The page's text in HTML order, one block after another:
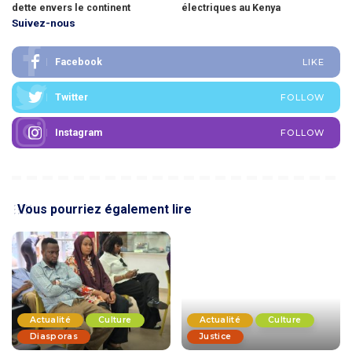
dette envers le continent
électriques au Kenya
Suivez-nous
Facebook LIKE
Twitter FOLLOW
Instagram FOLLOW
Vous pourriez également lire
Actualité
Culture
Diasporas
Actualité
Culture
Justice